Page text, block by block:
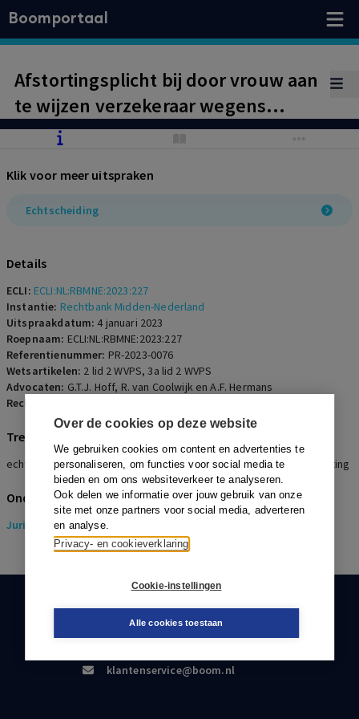
Over de cookies op deze website
We gebruiken cookies om content en advertenties te
personaliseren, om functies voor social media te
bieden en om ons websiteverkeer te analyseren.
Ook delen we informatie over jouw gebruik van onze
site met onze partners voor social media, adverteren
en analyse.
Privacy- en cookieverklaring
Cookie-instellingen
Alle cookies toestaan
Boomportaal
Afstortingsplicht bij door vrouw aan
te wijzen verzekeraar wegens
verevening in eigen beheer
Klik voor meer uitspraken
Echtscheiding
Details
ECLI: ECLI:NL:RBMNE:2023:227
Instantie: Rechtbank Midden-Nederland
Uitspraakdatum: 4 januari 2023
Roepnaam: ECLI:NL:RBMNE:2023:227
Referentienummer: PR-2023-0076
Wetsartikelen: 2 lid 2 WVPS,3a lid 2 WVPS
Advocaten: G.T.J. Hoff, R. van Coolwijk en A.F. Hermans
Rechters:
Trefwoorden
echtscheiding, verevening, DGA, pensioen in eigen beheer, afstorting
Onderwerpen
Juridisch> Pensioenrecht
KLANTENSERVICE
088-0301000
klantenservice@boom.nl